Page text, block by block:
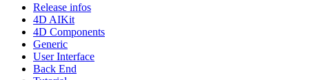
Release infos
4D AIKit
4D Components
Generic
User Interface
Back End